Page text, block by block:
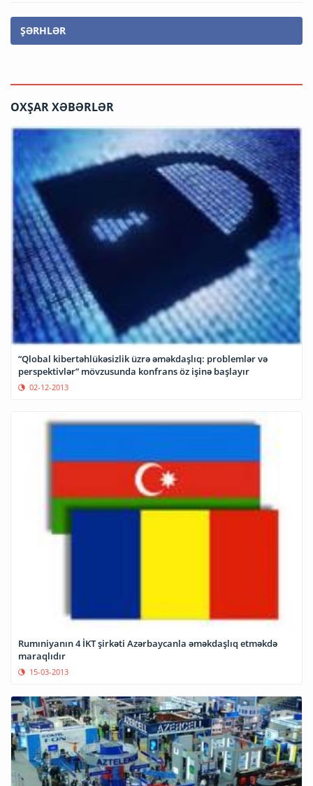
ŞƏRHLƏR
OXŞAR XƏBƏRLƏR
“Qlobal kibertəhlükəsizlik üzrə əməkdaşlıq: problemlər və
perspektivlər” mövzusunda konfrans öz işinə başlayır
02-12-2013
Rumıniyanın 4 İKT şirkəti Azərbaycanla əməkdaşlıq etməkdə
maraqlıdır
15-03-2013